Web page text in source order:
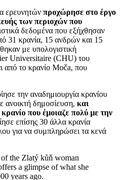
ερευνητών προχώρησε στο έργο
των περιοχών που
δεδομένα που εξήχθησαν
31 κρανία, 15 ανδρών και 15
με υπολογιστική
Universitaire (CHU) του
από το κρανίο Moča, που
την αναδημιουργία κρανίου
ανοικτή δημοσίευση, και
που έμοιαζε πολύ με την
επίσης 30 άλλα κρανία
για να συμπληρώσει τα κενά
the Zlatý kůň woman
a glimpse of what she
years ago.